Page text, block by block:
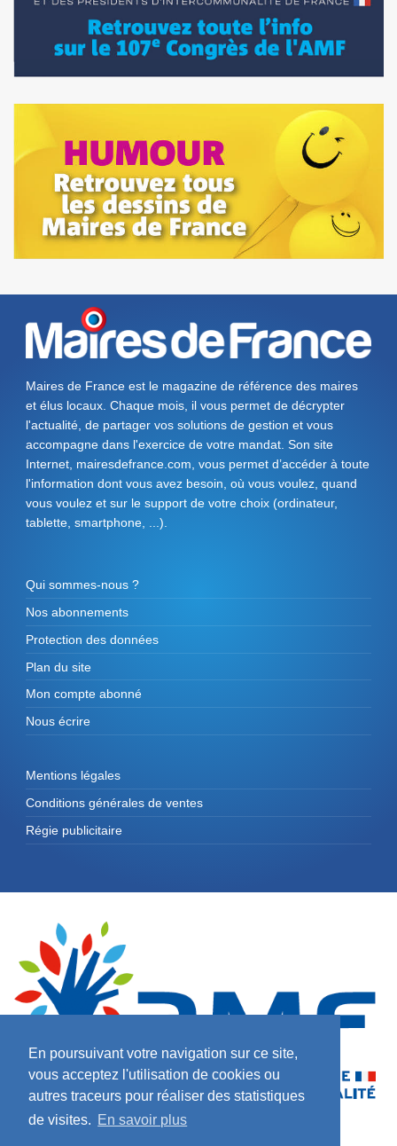
En poursuivant votre navigation sur ce site,
vous acceptez l'utilisation de cookies ou
autres traceurs pour réaliser des statistiques
de visites. En savoir plus
Maires de France est le magazine de référence des maires
et élus locaux. Chaque mois, il vous permet de décrypter
l'actualité, de partager vos solutions de gestion et vous
accompagne dans l'exercice de votre mandat. Son site
Internet, mairesdefrance.com, vous permet d’accéder à toute
l'information dont vous avez besoin, où vous voulez, quand
vous voulez et sur le support de votre choix (ordinateur,
tablette, smartphone, ...).
Qui sommes-nous ?
Nos abonnements
Protection des données
Plan du site
Mon compte abonné
Nous écrire
Mentions légales
Conditions générales de ventes
Régie publicitaire